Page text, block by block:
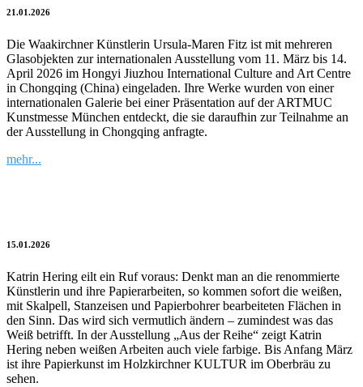
21.01.2026
Die Waakirchner Künstlerin Ursula-Maren Fitz ist mit mehreren
Glasobjekten zur internationalen Ausstellung vom 11. März bis 14.
April 2026 im Hongyi Jiuzhou International Culture and Art Centre
in Chongqing (China) eingeladen. Ihre Werke wurden von einer
internationalen Galerie bei einer Präsentation auf der ARTMUC
Kunstmesse München entdeckt, die sie daraufhin zur Teilnahme an
der Ausstellung in Chongqing anfragte.
mehr...
15.01.2026
Katrin Hering eilt ein Ruf voraus: Denkt man an die renommierte
Künstlerin und ihre Papierarbeiten, so kommen sofort die weißen,
mit Skalpell, Stanzeisen und Papierbohrer bearbeiteten Flächen in
den Sinn. Das wird sich vermutlich ändern – zumindest was das
Weiß betrifft. In der Ausstellung „Aus der Reihe“ zeigt Katrin
Hering neben weißen Arbeiten auch viele farbige. Bis Anfang März
ist ihre Papierkunst im Holzkirchner KULTUR im Oberbräu zu
sehen.